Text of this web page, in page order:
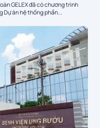
GELEX đã có chương trình
Dự án hệ thống phần...